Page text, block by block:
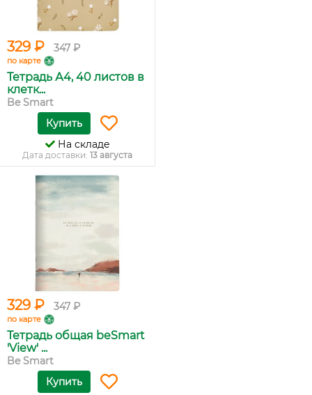
329 ₽ 347 ₽
по карте
Тетрадь А4, 40 листов в
клетк...
Be Smart
Купить
На складе
Дата доставки: 13 августа
329 ₽ 347 ₽
по карте
Тетрадь общая beSmart
'View' ...
Be Smart
Купить